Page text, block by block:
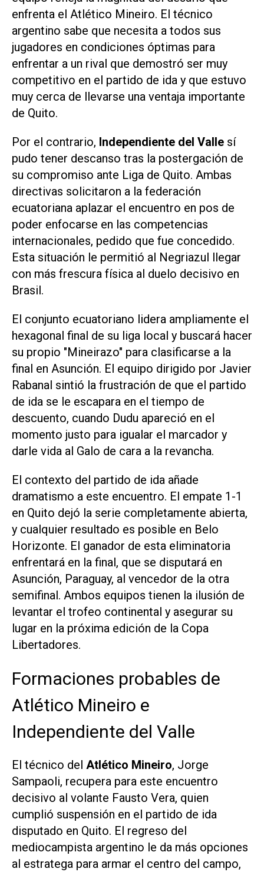
enfrenta el Atlético Mineiro. El técnico
argentino sabe que necesita a todos sus
jugadores en condiciones óptimas para
enfrentar a un rival que demostró ser muy
competitivo en el partido de ida y que estuvo
muy cerca de llevarse una ventaja importante
de Quito.
Por el contrario, Independiente del Valle sí
pudo tener descanso tras la postergación de
su compromiso ante Liga de Quito. Ambas
directivas solicitaron a la federación
ecuatoriana aplazar el encuentro en pos de
poder enfocarse en las competencias
internacionales, pedido que fue concedido.
Esta situación le permitió al Negriazul llegar
con más frescura física al duelo decisivo en
Brasil.
El conjunto ecuatoriano lidera ampliamente el
hexagonal final de su liga local y buscará hacer
su propio "Mineirazo" para clasificarse a la
final en Asunción. El equipo dirigido por Javier
Rabanal sintió la frustración de que el partido
de ida se le escapara en el tiempo de
descuento, cuando Dudu apareció en el
momento justo para igualar el marcador y
darle vida al Galo de cara a la revancha.
El contexto del partido de ida añade
dramatismo a este encuentro. El empate 1-1
en Quito dejó la serie completamente abierta,
y cualquier resultado es posible en Belo
Horizonte. El ganador de esta eliminatoria
enfrentará en la final, que se disputará en
Asunción, Paraguay, al vencedor de la otra
semifinal. Ambos equipos tienen la ilusión de
levantar el trofeo continental y asegurar su
lugar en la próxima edición de la Copa
Libertadores.
Formaciones probables de
Atlético Mineiro e
Independiente del Valle
El técnico del Atlético Mineiro, Jorge
Sampaoli, recupera para este encuentro
decisivo al volante Fausto Vera, quien
cumplió suspensión en el partido de ida
disputado en Quito. El regreso del
mediocampista argentino le da más opciones
al estratega para armar el centro del campo,